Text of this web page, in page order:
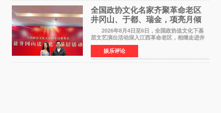
全国政协文化名家齐聚革命老区
井冈山、于都、瑞金，项亮月倾
情献唱《桃花谣》致敬红色沃土
2026年8月4日至6日，全国政协送文化下基
层文艺演出活动深入江西革命老区，相继走进井
冈山、于都长征出发地、瑞金三地。由全国政协
文化文史和学习委员会副主任、甘肃省政协原主
席欧阳坚率团，一
娱乐评论